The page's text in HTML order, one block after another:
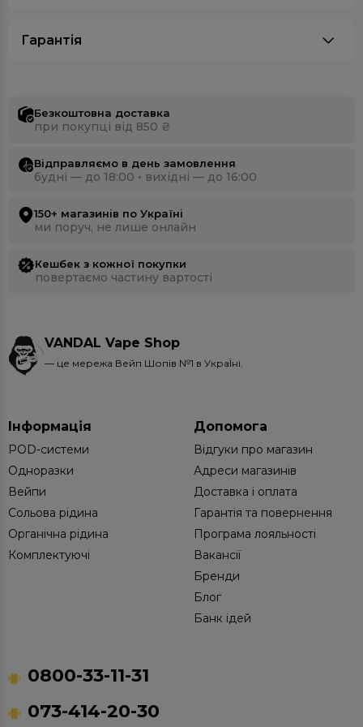
Гарантія
Безкоштовна доставка
при покупці від 850 ₴
Відправляємо в день замовлення
будні — до 18:00 • вихідні — до 16:00
150+ магазинів по Україні
ми поруч, не лише онлайн
Кешбек з кожної покупки
повертаємо частину вартості
VANDAL Vape Shop
— це мережа Вейп Шопів №1 в УкраЇні.
Інформація
POD-системи
Одноразки
Вейпи
Сольова рідина
Органічна рідина
Комплектуючі
Допомога
Відгуки про магазин
Адреси магазинів
Доставка і оплата
Гарантія та повернення
Програма лояльності
Вакансії
Бренди
Блог
Банк ідей
0800-33-11-31
073-414-20-30